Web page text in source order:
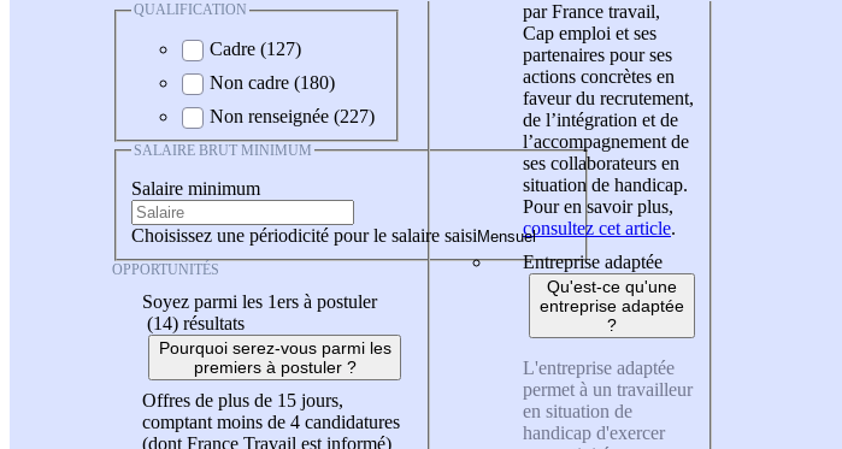
QUALIFICATION
Cadre (127)
Non cadre (180)
Non renseignée (227)
SALAIRE BRUT MINIMUM
Salaire minimum
Choisissez une périodicité pour le salaire saisi
OPPORTUNITÉS
Soyez parmi les 1ers à postuler
(14) résultats
Pourquoi serez-vous parmi les
premiers à postuler ?
Offres de plus de 15 jours,
comptant moins de 4 candidatures
(dont France Travail est informé)
par France travail,
Cap emploi et ses
partenaires pour ses
actions concrètes en
faveur du recrutement,
de l’intégration et de
l’accompagnement de
ses collaborateurs en
situation de handicap.
Pour en savoir plus,
consultez cet article.
Entreprise adaptée
Qu'est-ce qu'une
entreprise adaptée
?
L'entreprise adaptée
permet à un travailleur
en situation de
handicap d'exercer